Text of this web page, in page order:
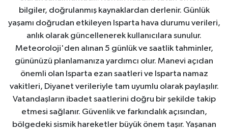
bilgiler, doğrulanmış kaynaklardan derlenir. Günlük
yaşamı doğrudan etkileyen Isparta hava durumu verileri,
anlık olarak güncellenerek kullanıcılara sunulur.
Meteoroloji'den alınan 5 günlük ve saatlik tahminler,
gününüzü planlamanıza yardımcı olur. Manevi açıdan
önemli olan Isparta ezan saatleri ve Isparta namaz
vakitleri, Diyanet verileriyle tam uyumlu olarak paylaşılır.
Vatandaşların ibadet saatlerini doğru bir şekilde takip
etmesi sağlanır. Güvenlik ve farkındalık açısından,
bölgedeki sismik hareketler büyük önem taşır. Yaşanan